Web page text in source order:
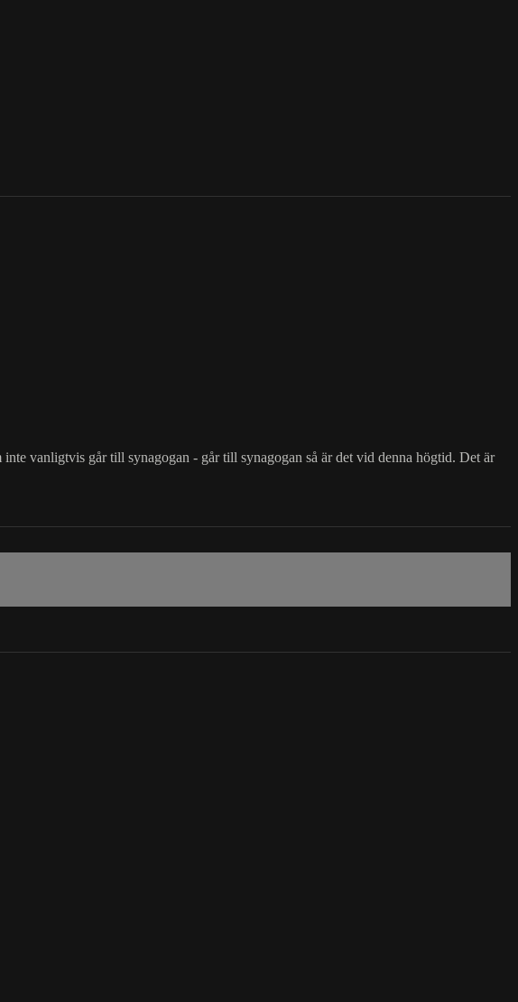
vanligtvis går till synagogan - går till synagogan så är det vid denna högtid. Det är